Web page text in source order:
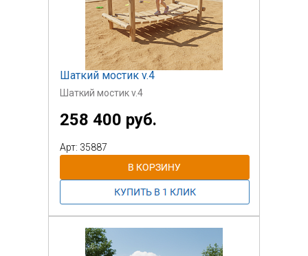
Шаткий мостик v.4
Шаткий мостик v.4
258 400 руб.
Арт: 35887